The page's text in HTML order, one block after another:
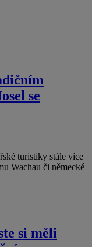
se
turistiky stále více
Wachau či německé
si měli